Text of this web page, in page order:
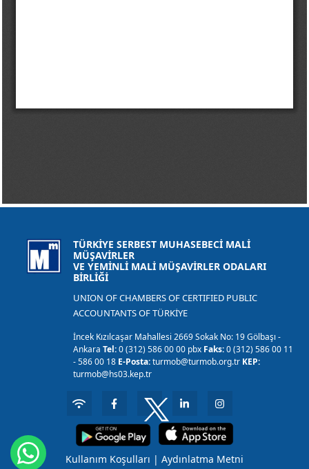
TÜRKİYE SERBEST MUHASEBECİ MALİ
MÜŞAVİRLER
VE YEMİNLİ MALİ MÜŞAVİRLER ODALARI
BİRLİĞİ
UNION OF CHAMBERS OF CERTIFIED PUBLIC
ACCOUNTANTS OF TÜRKİYE
İncek Kızılcaşar Mahallesi 2669 Sokak No: 19 Gölbaşı -
AnkaraTel:0 (312) 586 00 00 pbx Faks:0 (312) 586 00 11
- 586 00 18 E-Posta:turmob@turmob.org.tr KEP:
turmob@hs03.kep.tr
Kullanım Koşulları | Aydınlatma Metni